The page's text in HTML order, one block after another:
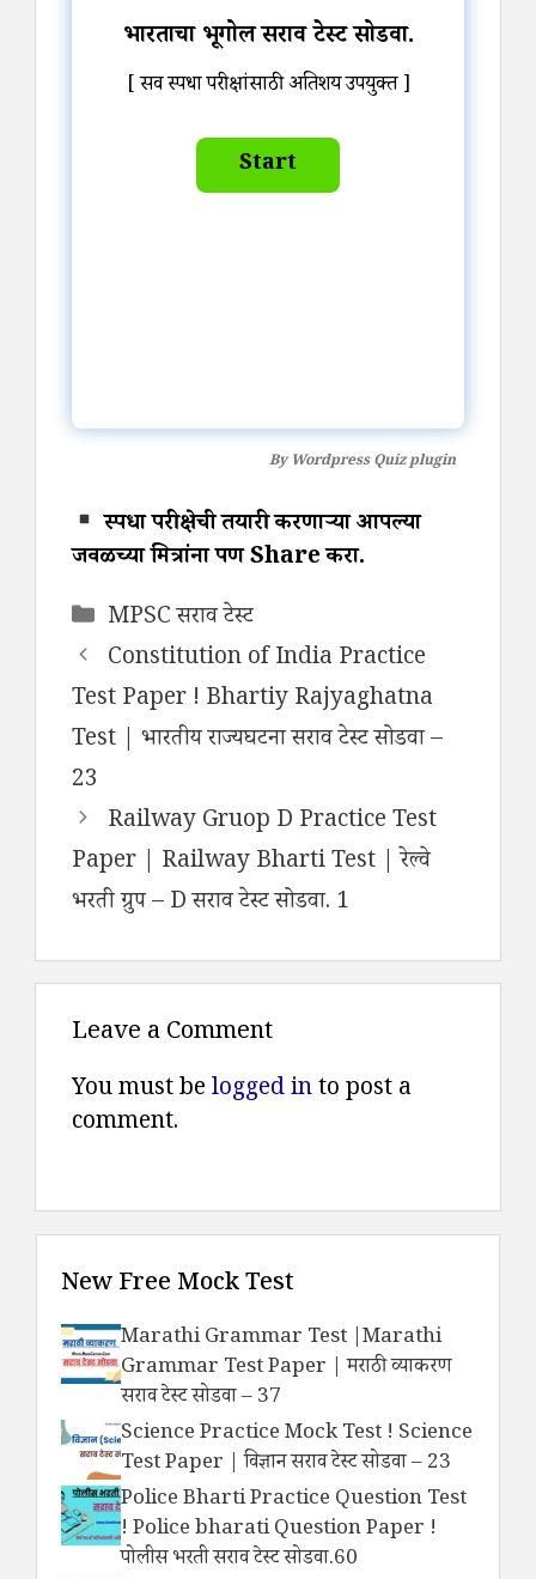
भारताचा भूगोल सराव टेस्ट सोडवा.
[ सर्व स्पर्धा परीक्षांसाठी अतिशय उपयुक्त ]
ByWordpress Quiz plugin
स्पर्धा परीक्षेची तयारी करणाऱ्या आपल्या
जवळच्या मित्रांना पण Share करा.
Categories
MPSC सराव टेस्ट
Constitution of India Practice
Test Paper ! Bhartiy Rajyaghatna
Test | भारतीय राज्यघटना सराव टेस्ट सोडवा –
23
Railway Gruop D Practice Test
Paper | Railway Bharti Test | रेल्वे
भरती ग्रुप – D सराव टेस्ट सोडवा. 1
Leave a Comment
You must be logged into post a
comment.
New Free Mock Test
Marathi Grammar Test |Marathi
Grammar Test Paper | मराठी व्याकरण
सराव टेस्ट सोडवा – 37
Science Practice Mock Test ! Science
Test Paper | विज्ञान सराव टेस्ट सोडवा – 23
Police Bharti Practice Question Test
! Police bharati Question Paper !
पोलीस भरती सराव टेस्ट सोडवा.60